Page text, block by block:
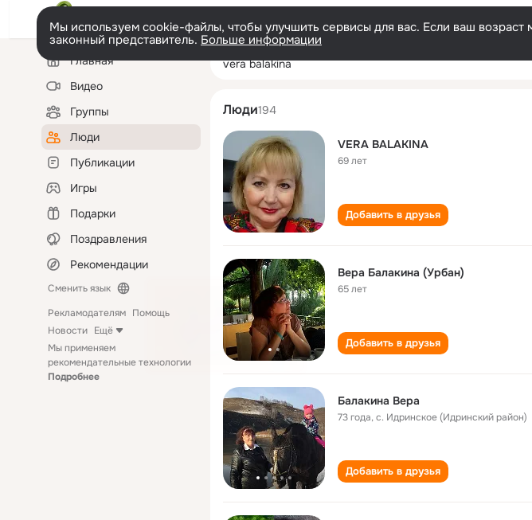
Мы используем cookie-файлы, чтобы улучшить сервисы для вас. Если ваш
законный представитель. Больше информации
Левая
колонкаГлавная
Видео
Группы
Люди
Публикации
Игры
Подарки
Поздравления
Рекомендации
Сменить язык
Рекламодателям Помощь
Новости Ещё
Мы применяем
рекомендательные технологии
Подробнее
vera balakina
Люди194
VERA BALAKINA
69 лет
Добавить в друзья
Вера Балакина (Урбан)
65 лет
Добавить в друзья
Балакина Вера
73 года,с. Идринское (Идринский район)
Добавить в друзья